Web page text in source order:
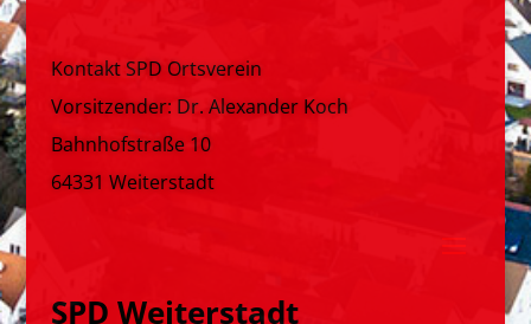
Kontakt SPD Ortsverein
Vorsitzender: Dr. Alexander Koch
Bahnhofstraße 10
64331 Weiterstadt
SPD Weiterstadt